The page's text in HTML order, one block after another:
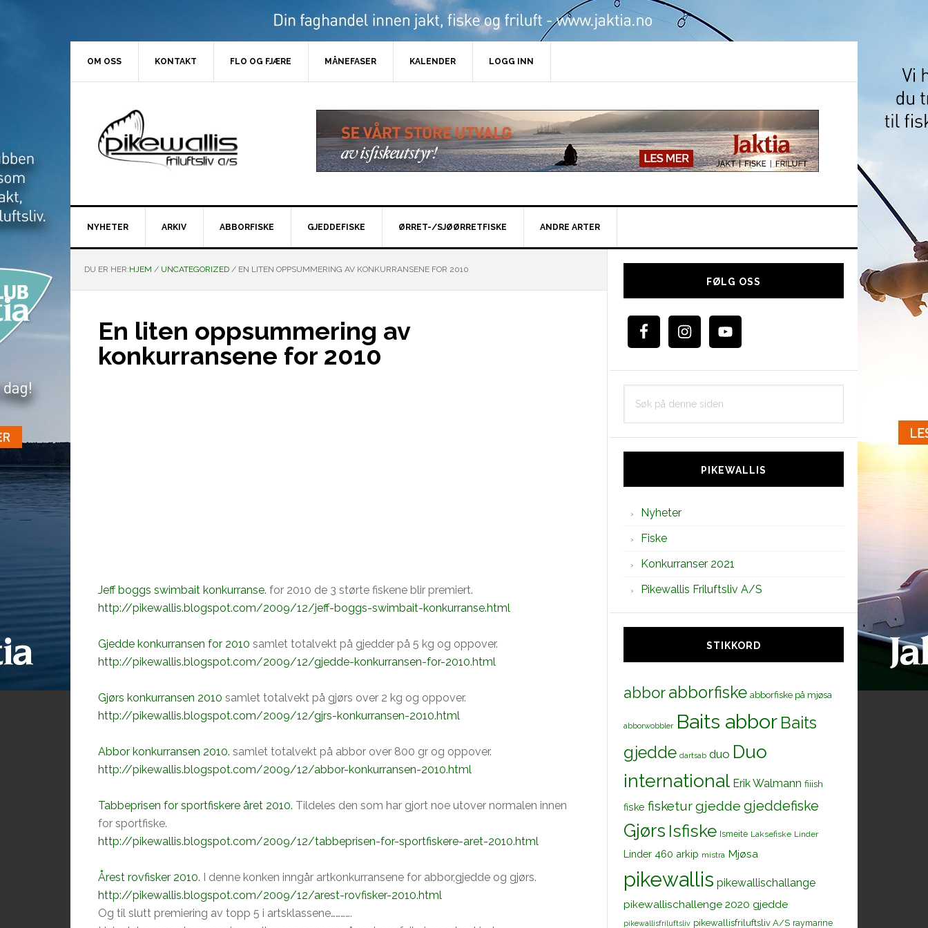
OM OSS KONTAKT FLO OG FJÆRE MÅNEFASER KALENDER LOGG INN
NYHETER ARKIV ABBORFISKE GJEDDEFISKE ØRRET-/SJØØRRETFISKE ANDRE ARTER
DU ER HER:HJEM / UNCATEGORIZED / EN LITEN OPPSUMMERING AV KONKURRANSENE FOR 2010
En liten oppsummering av
konkurransene for 2010
Jeff boggs swimbait konkurranse. for 2010 de 3 størte fiskene blir premiert.
http://pikewallis.blogspot.com/2009/12/jeff-boggs-swimbait-konkurranse.html
Gjedde konkurransen for 2010 samlet totalvekt på gjedder på 5 kg og oppover.
http://pikewallis.blogspot.com/2009/12/gjedde-konkurransen-for-2010.html
Gjørs konkurransen 2010 samlet totalvekt på gjørs over 2 kg og oppover.
http://pikewallis.blogspot.com/2009/12/gjrs-konkurransen-2010.html
Abbor konkurransen 2010. samlet totalvekt på abbor over 800 gr og oppover.
http://pikewallis.blogspot.com/2009/12/abbor-konkurransen-2010.html
Tabbeprisen for sportfiskere året 2010. Tildeles den som har gjort noe utover normalen innen
for sportfiske.
http://pikewallis.blogspot.com/2009/12/tabbeprisen-for-sportfiskere-aret-2010.html
Årest rovfisker 2010. I denne konken inngår artkonkurransene for abbor,gjedde og gjørs.
http://pikewallis.blogspot.com/2009/12/arest-rovfisker-2010.html
Og til slutt premiering av topp 5 i artsklassene………….
Hoved
FØLG OSS
PIKEWALLIS
Nyheter
Fiske
Konkurranser 2021
Pikewallis Friluftsliv A/S
STIKKORD
abborabborfiske abborfiske på mjøsa
abborwobbler Baits abbor Baits
gjedde dartsab duo Duo
international Erik Walmann fiiish
fiske fisketurgjedde gjeddefiske
Gjørs Isfiske Ismeite Laksefiske Linder
Linder 460 arkip mistra Mjøsa
pikewallis pikewallischallange
pikewallischallenge 2020 gjedde
pikewallisfriluftsliv pikewallisfriluftsliv A/S raymarine